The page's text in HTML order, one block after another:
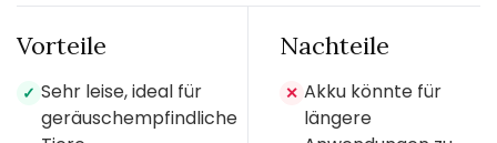
Vorteile
✓ Sehr leise, ideal für
geräuschempfindliche
Nachteile
✕ Akku könnte für
längere